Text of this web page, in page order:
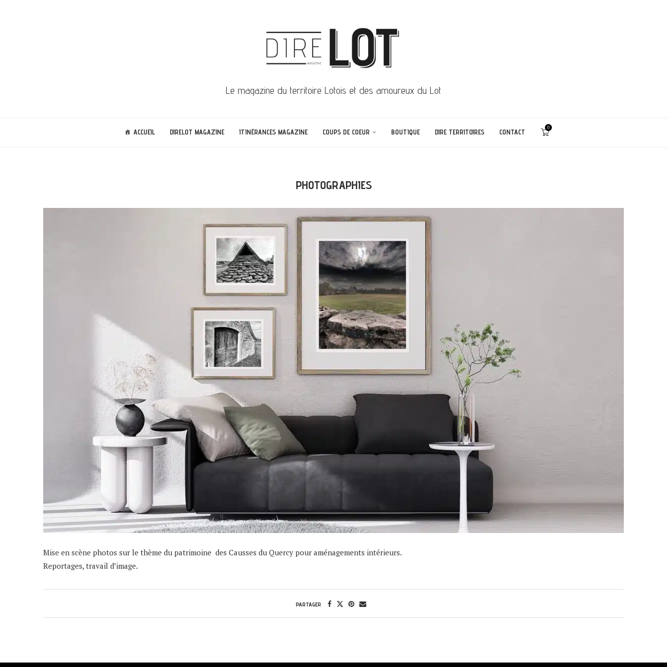
Le magazine du territoire Lotois et des amoureux du Lot
ACCUEIL DIRELOT MAGAZINE ITINÉRANCES MAGAZINE COUPS DE COEUR BOUTIQUE DIRE TERRITOIRES CONTACT
0
PHOTOGRAPHIES
Mise en scène photos sur le thème du patrimoine des Causses du Quercy pour aménagements intérieurs.
Reportages, travail d’image.
PARTAGER